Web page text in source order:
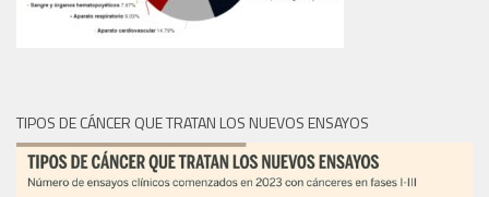
TIPOS DE CÁNCER QUE TRATAN LOS NUEVOS ENSAYOS